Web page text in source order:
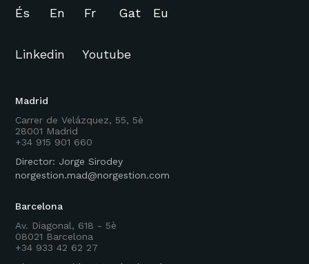
Madrid
Carrer de Velázquez, 55, 5è
28001 Madrid
+34 915 901 660
Director: Jorge Sirodey
norgestion.mad@norgestion.com
Barcelona
Av. Diagonal, 618 - 5è
08021 Barcelona
+34 933 42 62 27
És En Fr Gat Eu
Linkedin Youtube